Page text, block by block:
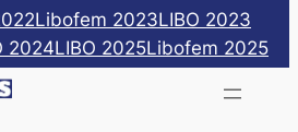
Libofem 2023LIBO 2023
2024LIBO 2025Libofem 2025